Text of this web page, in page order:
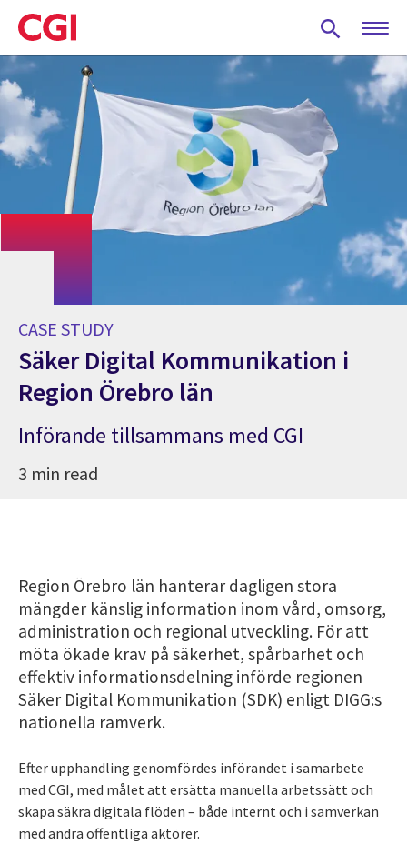
Skip
to
main
content
CASE STUDY
Säker Digital Kommunikation i
Region Örebro län
Införande tillsammans med CGI
3 min read
Region Örebro län hanterar dagligen stora
mängder känslig information inom vård, omsorg,
administration och regional utveckling. För att
möta ökade krav på säkerhet, spårbarhet och
effektiv informationsdelning införde regionen
Säker Digital Kommunikation (SDK) enligt DIGG:s
nationella ramverk.
Efter upphandling genomfördes införandet i samarbete
med CGI, med målet att ersätta manuella arbetssätt och
skapa säkra digitala flöden – både internt och i samverkan
med andra offentliga aktörer.